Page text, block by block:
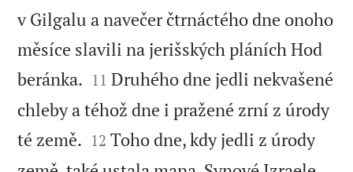
v Gilgalu a navečer čtrnáctého dne onoho
měsíce slavili na jerišských pláních Hod
beránka. 

11 Druhého dne jedli nekvašené
chleby a téhož dne i pražené zrní z úrody
té země. 

12 Toho dne, kdy jedli z úrody